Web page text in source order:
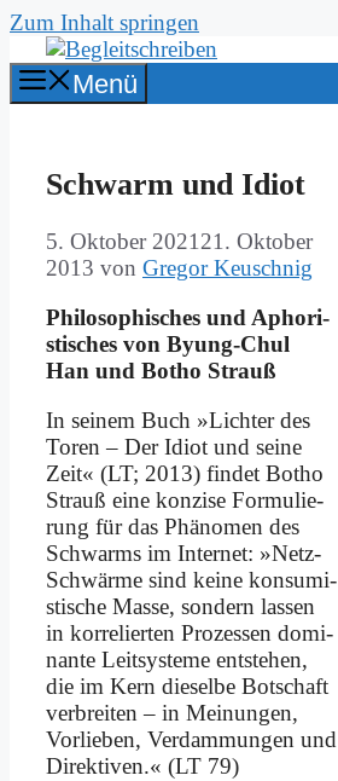
Zum Inhalt springen
Menü
Schwarm und Idi­ot
5. Oktober 2021 21. Oktober
2013 von Gregor Keuschnig
Phi­lo­so­phi­sches und Apho­ri­
sti­sches von By­ung-Chul
Han und Bo­tho Strauß
In sei­nem Buch »Lich­ter des
To­ren – Der Idi­ot und sei­ne
Zeit« (LT; 2013) fin­det Bo­tho
Strauß ei­ne kon­zi­se For­mu­lie­
rung für das Phä­no­men des
Schwarms im In­ter­net: »Netz-
Schwär­me sind kei­ne kon­su­mi­
sti­sche Mas­se, son­dern las­sen
in kor­re­lier­ten Pro­zes­sen do­mi­
nan­te Leit­sy­ste­me ent­ste­hen,
die im Kern die­sel­be Bot­schaft
ver­brei­ten – in Mei­nun­gen,
Vor­lie­ben, Ver­dam­mun­gen und
Di­rek­ti­ven.« (LT 79)